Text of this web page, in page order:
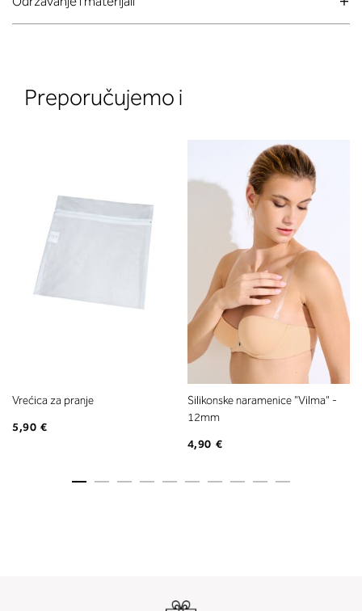
Preporučujemo i
Vrećica za pranje
5,90 €
Silikonske naramenice "Vilma" -
12mm
4,90 €